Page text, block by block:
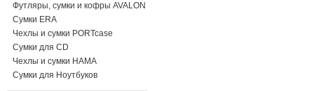
Футляры, сумки и кофры AVALON
Сумки ERA
Чехлы и сумки PORTcase
Сумки для CD
Чехлы и сумки HAMA
Сумки для Ноутбуков